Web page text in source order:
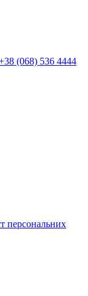
(068) 536 4444
персональних